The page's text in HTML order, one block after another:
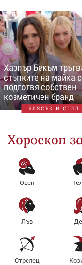
Харпър Бекъм
стъпките на майка
подготвя собствен
козметичен бранд
БЛЯСЪК И СТИЛ
Хороскоп
Овен
Лъв
Стрелец